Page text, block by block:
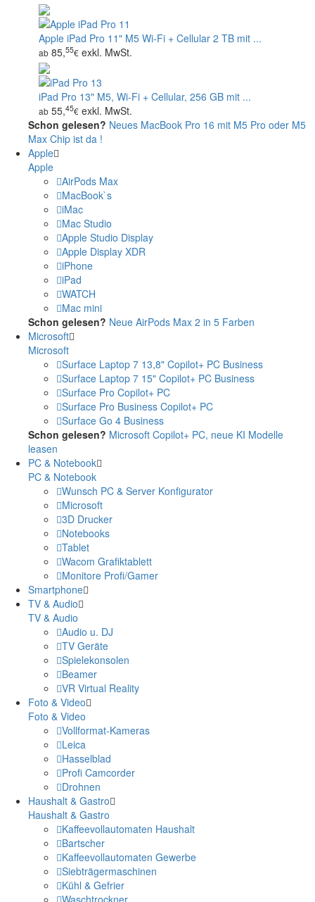
Apple iPad Pro 11" M5 Wi‑Fi + Cellular 2 TB mit ...
ab 85,55€ exkl. MwSt.
iPad Pro 13" M5, Wi‑Fi + Cellular, 256 GB mit ...
ab 55,45€ exkl. MwSt.
Schon gelesen? Neues MacBook Pro 16 mit M5 Pro oder M5
Max Chip ist da !
Apple
Apple
AirPods Max
MacBook`s
iMac
Mac Studio
Apple Studio Display
Apple Display XDR
iPhone
iPad
WATCH
Mac mini
Schon gelesen? Neue AirPods Max 2 in 5 Farben
Microsoft
Microsoft
Surface Laptop 7 13,8" Copilot+ PC Business
Surface Laptop 7 15" Copilot+ PC Business
Surface Pro Copilot+ PC
Surface Pro Business Copilot+ PC
Surface Go 4 Business
Schon gelesen? Microsoft Copilot+ PC, neue KI Modelle
leasen
PC & Notebook
PC & Notebook
Wunsch PC & Server Konfigurator
Microsoft
3D Drucker
Notebooks
Tablet
Wacom Grafiktablett
Monitore Profi/Gamer
Smartphone
TV & Audio
TV & Audio
Audio u. DJ
TV Geräte
Spielekonsolen
Beamer
VR Virtual Reality
Foto & Video
Foto & Video
Vollformat-Kameras
Leica
Hasselblad
Profi Camcorder
Drohnen
Haushalt & Gastro
Haushalt & Gastro
Kaffeevollautomaten Haushalt
Bartscher
Kaffeevollautomaten Gewerbe
Siebträgermaschinen
Kühl & Gefrier
Waschtrockner